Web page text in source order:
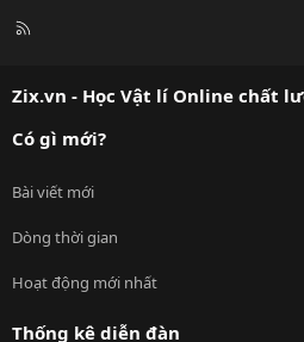
R
Zix.vn - Học Vật lí Online chất
Có gì mới?
Bài viết mới
Dòng thời gian
Hoạt động mới nhất
Thống kê diễn đàn